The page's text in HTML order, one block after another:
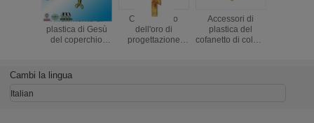
Riferimento di
plastica di Gesù
del coperchio
cofanetto nessun
DP042 cristo
Colore russo
dell'oro di
progettazione
Accessori di
plastica del
cofanetto di colore
Cambi la lingua
Italian